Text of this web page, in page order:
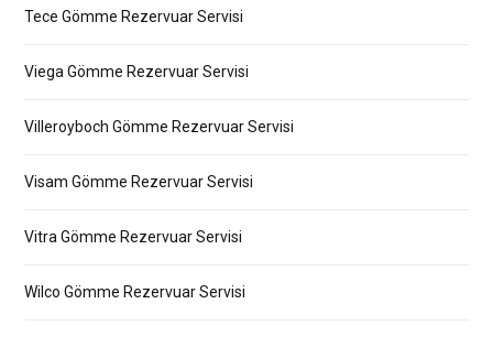
Tece Gömme Rezervuar Servisi
Viega Gömme Rezervuar Servisi
Villeroyboch Gömme Rezervuar Servisi
Visam Gömme Rezervuar Servisi
Vitra Gömme Rezervuar Servisi
Wilco Gömme Rezervuar Servisi